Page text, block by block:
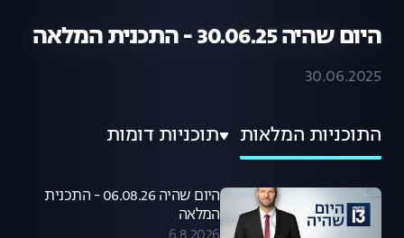
היום שהיה 30.06.25 - התכנית המלאה
30.06.2025
התוכניות המלאות תוכניות דומות
היום שהיה 06.08.26 - התכנית
המלאה